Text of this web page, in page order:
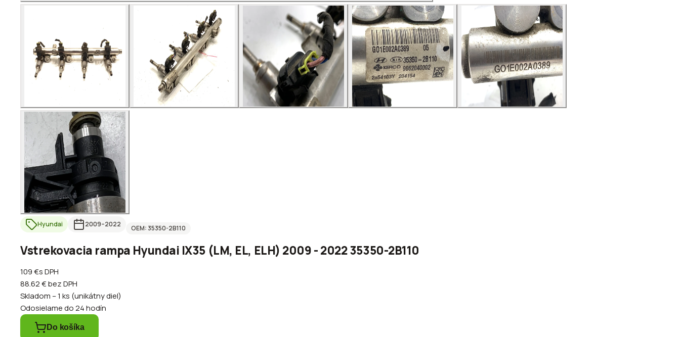
Hyundai 2009–2022 OEM: 35350-2B110
Vstrekovacia rampa Hyundai IX35 (LM, EL, ELH) 2009 - 2022 35350-2B110
109 €s DPH
88.62 €bez DPH
Skladom – 1 ks (unikátny diel)
Odosielame do 24 hodín
Do košíka